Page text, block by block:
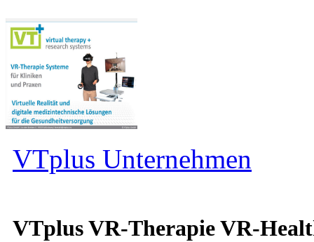
VTplus Unternehmen
VTplus VR-Therapie VR-